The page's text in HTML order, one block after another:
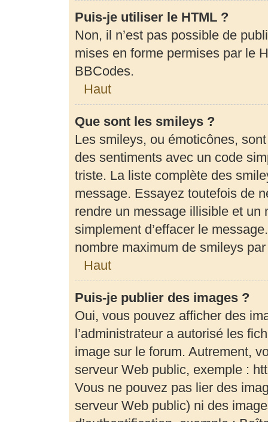
Puis-je utiliser le HTML ?
Non, il n’est pas possible de
mises en forme permises par le
BBCodes.
Haut
Que sont les smileys ?
Les smileys, ou émoticônes,
des sentiments avec un code
triste. La liste complète des
message. Essayez toutefois de
rendre un message illisible et un
simplement d’effacer le
nombre maximum de smileys
Haut
Puis-je publier des images ?
Oui, vous pouvez afficher des
l’administrateur a autorisé les
image sur le forum. Autrement,
serveur Web public, exemple :
Vous ne pouvez pas lier des
serveur Web public) ni des